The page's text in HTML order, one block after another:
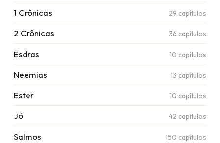
1 Crônicas 29 capítulos
2 Crônicas 36 capítulos
Esdras 10 capítulos
Neemias 13 capítulos
Ester 10 capítulos
Jó 42 capítulos
Salmos 150 capítulos